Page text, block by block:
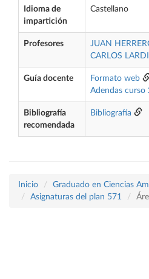
Idioma de
impartición
Castellano
Profesores JUAN
CARLOS
Guía docente Formato web
Adendas curso
Bibliografía
recomendada
Bibliografía
Inicio
Graduado en Ciencias
Asignaturas del plan 571